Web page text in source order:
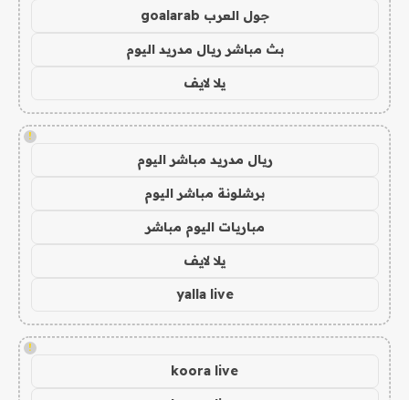
جول العرب goalarab
بث مباشر ريال مدريد اليوم
يلا لايف
!
ريال مدريد مباشر اليوم
برشلونة مباشر اليوم
مباريات اليوم مباشر
يلا لايف
yalla live
!
koora live